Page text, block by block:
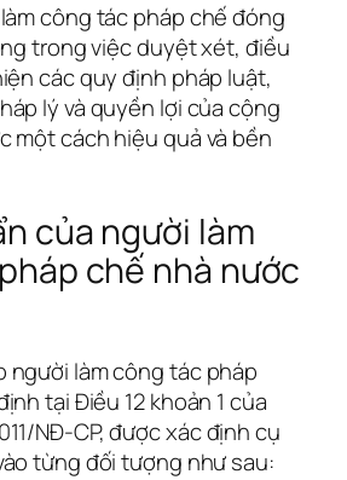
công tác pháp chế đóng
trong việc duyệt xét, điều
các quy định pháp luật,
lý và quyền lợi của cộng
một cách hiệu quả và bền
của người làm
chế nhà nước
người làm công tác pháp
tại Điều 12 khoản 1 của
NĐ-CP, được xác định cụ
từng đối tượng như sau: